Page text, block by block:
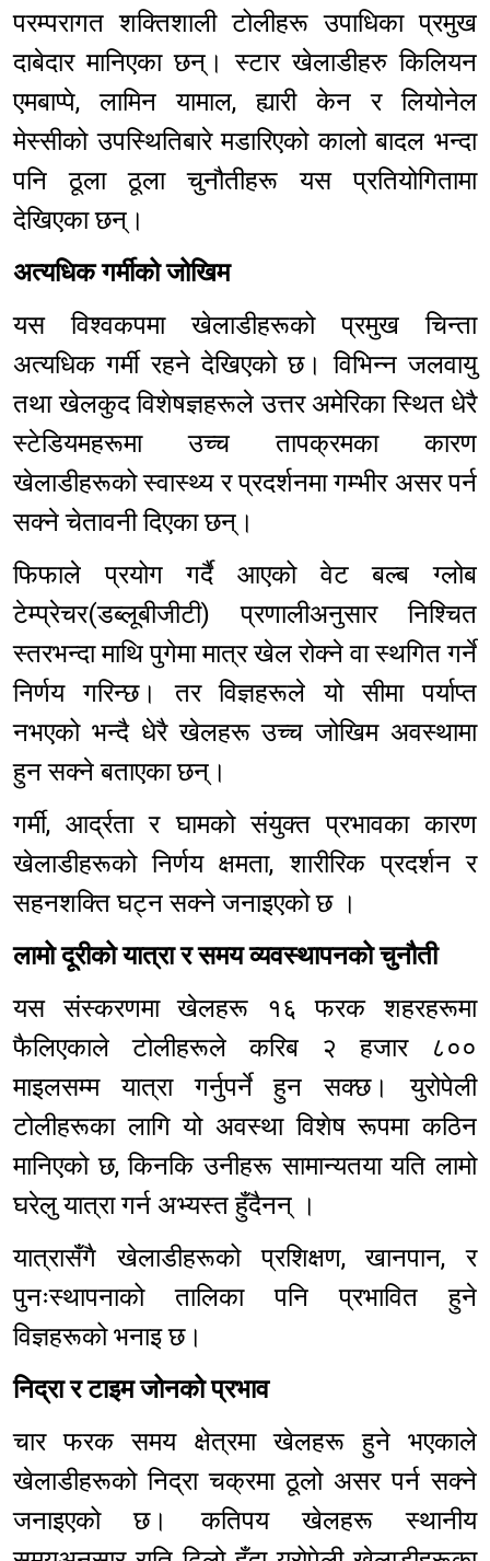
परम्परागत शक्तिशाली टोलीहरू उपाधिका प्रमुख
दाबेदार मानिएका छन्। स्टार खेलाडीहरु किलियन
एमबाप्पे, लामिन यामाल, ह्यारी केन र लियोनेल
मेस्सीको उपस्थितिबारे मडारिएको कालो बादल भन्दा
पनि ठूला ठूला चुनौतीहरू यस प्रतियोगितामा
देखिएका छन्।
अत्यधिक गर्मीको जोखिम
यस विश्वकपमा खेलाडीहरूको प्रमुख चिन्ता
अत्यधिक गर्मी रहने देखिएको छ। विभिन्न जलवायु
तथा खेलकुद विशेषज्ञहरूले उत्तर अमेरिका स्थित धेरै
स्टेडियमहरूमा उच्च तापक्रमका कारण
खेलाडीहरूको स्वास्थ्य र प्रदर्शनमा गम्भीर असर पर्न
सक्ने चेतावनी दिएका छन्।
फिफाले प्रयोग गर्दै आएको वेट बल्ब ग्लोब
टेम्प्रेचर(डब्लूबीजीटी) प्रणालीअनुसार निश्चित
स्तरभन्दा माथि पुगेमा मात्र खेल रोक्ने वा स्थगित गर्ने
निर्णय गरिन्छ। तर विज्ञहरूले यो सीमा पर्याप्त
नभएको भन्दै धेरै खेलहरू उच्च जोखिम अवस्थामा
हुन सक्ने बताएका छन्।
गर्मी, आर्द्रता र घामको संयुक्त प्रभावका कारण
खेलाडीहरूको निर्णय क्षमता, शारीरिक प्रदर्शन र
सहनशक्ति घट्न सक्ने जनाइएको छ ।
लामो दूरीको यात्रा र समय व्यवस्थापनको चुनौती
यस संस्करणमा खेलहरू १६ फरक शहरहरूमा
फैलिएकाले टोलीहरूले करिब २ हजार ८००
माइलसम्म यात्रा गर्नुपर्ने हुन सक्छ। युरोपेली
टोलीहरूका लागि यो अवस्था विशेष रूपमा कठिन
मानिएको छ, किनकि उनीहरू सामान्यतया यति लामो
घरेलु यात्रा गर्न अभ्यस्त हुँदैनन् ।
यात्रासँगै खेलाडीहरूको प्रशिक्षण, खानपान, र
पुनःस्थापनाको तालिका पनि प्रभावित हुने
विज्ञहरूको भनाइ छ।
निद्रा र टाइम जोनको प्रभाव
चार फरक समय क्षेत्रमा खेलहरू हुने भएकाले
खेलाडीहरूको निद्रा चक्रमा ठूलो असर पर्न सक्ने
जनाइएको छ। कतिपय खेलहरू स्थानीय